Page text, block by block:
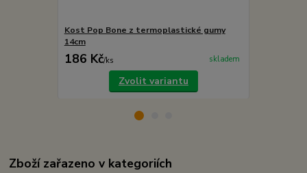
Kost Pop Bone z termoplastické gumy
14cm
186 Kč/ks skladem
Zvolit variantu
Zboží zařazeno v kategoriích